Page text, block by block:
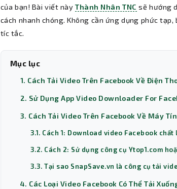
của bạn! Bài viết nàyThành Nhân TNC sẽ hướng
cách nhanh chóng. Không cần ứng dụng phức
tíc tắc.
Mục lục
1. Cách Tải Video Trên Facebook Về Điện
2. Sử Dụng App Video Downloader For
3. Cách Tải Video Trên Facebook Về Máy
3.1. Cách 1: Download video Facebook
3.2. Cách 2: Sử dụng công cụ Ytop1.com
3.3. Tại sao SnapSave.vn là công cụ tải
4. Các Loại Video Facebook Có Thể Tải